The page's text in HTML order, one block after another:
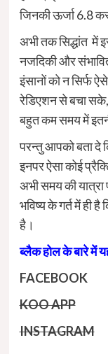
जिनकी ऊर्जा 6.8
अभी तक सिद्धांत में
नजदिकी और
इंसानों को न सिर्फ
रेडिएशन से बचा सके,
बहुत कम समय में
परन्तु आपको बता दे
इनपर ऐसा कोई
अभी समय की
भविष्य के गर्त में ही
है।
ब्लैक होल के बारे में
FACEBOOK
KOO APP
INSTAGRAM